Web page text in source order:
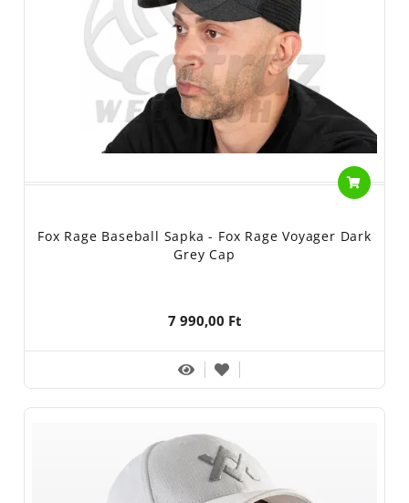
Fox Rage Baseball Sapka - Fox Rage Voyager Dark
Grey Cap
7 990,00 Ft